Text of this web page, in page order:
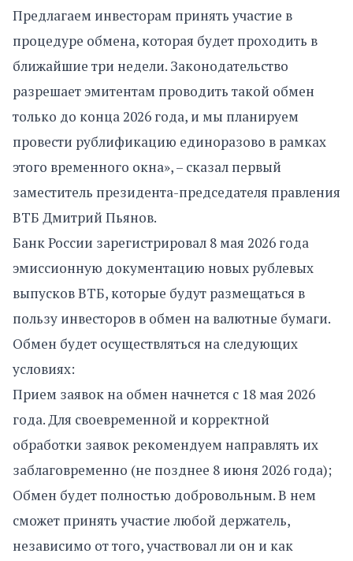
Предлагаем инвесторам принять участие в
процедуре обмена, которая будет проходить в
ближайшие три недели. Законодательство
разрешает эмитентам проводить такой обмен
только до конца 2026 года, и мы планируем
провести рублификацию единоразово в рамках
этого временного окна», – сказал первый
заместитель президента-председателя правления
ВТБ Дмитрий Пьянов.
Банк России зарегистрировал 8 мая 2026 года
эмиссионную документацию новых рублевых
выпусков ВТБ, которые будут размещаться в
пользу инвесторов в обмен на валютные бумаги.
Обмен будет осуществляться на следующих
условиях:
Прием заявок на обмен начнется с 18 мая 2026
года. Для своевременной и корректной
обработки заявок рекомендуем направлять их
заблаговременно (не позднее 8 июня 2026 года);
Обмен будет полностью добровольным. В нем
сможет принять участие любой держатель,
независимо от того, участвовал ли он и как